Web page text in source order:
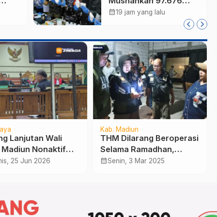
Tablet Obat Ilegal
Penyalahgunaan di
Kalangan Pelajar
calendar_month19 jam yang lalu
Lanjutan Wali
Madiun Nonaktif
Kesaksian Kepala
25 Jun 2026
Kab. Madiun
THM Dilarang Beroperasi
Selama Ramadhan,
Pemkab Madiun Batasi
calendar_monthSenin, 3 Mar 2025